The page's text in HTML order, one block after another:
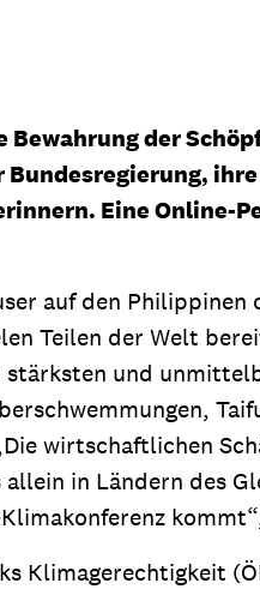
& Konfirmation
Bildungsmaterial
der
Eine Online-
auf den Philippinen
Teilen der Welt
und
wirtschaftlichen
in Ländern des
Klimagerechtigkeit